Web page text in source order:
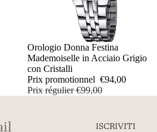
PROMOTION
Orologio Donna Festina
Mademoiselle in Acciaio Grigio
con Cristalli
Prix promotionnel €94,00
Prix régulier€99,00
ISCRIVITI